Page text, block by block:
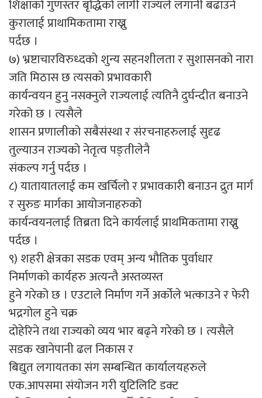
शिक्षाको गुणस्तर बृद्धिको लागी राज्यले लगानी बढाउने
कुरालाई प्राथामिकतामा राख्नु
पर्दछ ।
७) भ्रष्टाचारविरुध्दको शुन्य सहनशीलता र सुशासनको नारा
जति मिठास छ त्यसको प्रभावकारी
कार्यन्वयन हुनु नसक्नुले राज्यलाई त्यतिनै दुर्घन्दीत बनाउने
गरेको छ । त्यसैले
शासन प्रणालीको सबैसंस्था र संरचनाहरुलाई सुदृढ
तुल्याउन राज्यको नेतृत्व पङ्तीलेनै
संकल्प गर्नु पर्दछ ।
८) यातायातलाई कम खर्चिलो र प्रभावकारी बनाउन द्रुत मार्ग
र सुरुङ मार्गका आयोजनाहरुको
कार्यन्वयनलाई तिब्रता दिने कार्यलाई प्राथमिकतामा राख्नु
पर्दछ ।
९) शहरी क्षेत्रका सडक एवम् अन्य भौतिक पुर्वाधार
निर्माणको कार्यहरु अत्यन्तै अस्तव्यस्त
हुने गरेको छ । एउटाले निर्माण गर्ने अर्कोले भत्काउने र फेरी
भद्रगोल हुने चक्र
दोहेरिने तथा राज्यको व्यय भार बढ्ने गरेको छ । त्यसैले
सडक खानेपानी ढल निकास र
बिद्युत लगायतका संग सम्बन्धित कार्यालयहरुले
एक.आपसमा संयोजन गरी युटिलिटि डक्ट